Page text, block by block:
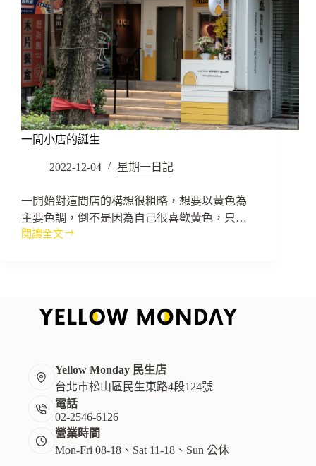
一間小店的誕生
2022-12-04 星期一日記
一開始對這間店的構想很粗略，想要以黃色為
主要色調，倒不是因為自己很喜歡黃色，只…
閱讀全文
一
Yellow Monday 民生店
台北市松山區民生東路4段124號
電話
02-2546-6126
營業時間
Mon-Fri 08-18、Sat 11-18、Sun 公休